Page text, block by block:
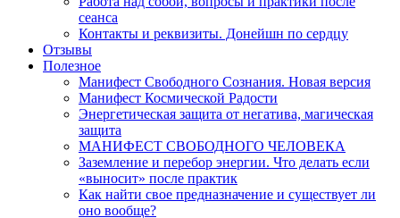
сеанса
Контакты и реквизиты. Донейшн по сердцу
Отзывы
Полезное
Манифест Свободного Сознания. Новая версия
Манифест Космической Радости
Энергетическая защита от негатива, магическая
защита
МАНИФЕСТ СВОБОДНОГО ЧЕЛОВЕКА
Заземление и перебор энергии. Что делать если
«выносит» после практик
Как найти свое предназначение и существует ли
оно вообще?